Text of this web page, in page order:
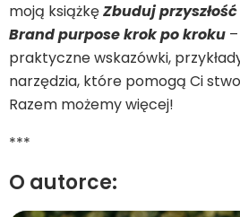
moją książkęZbuduj
Brand purpose krok po kroku
praktyczne wskazówki,
narzędzia, które pomogą Ci
Razem możemy więcej!
***
O autorce: